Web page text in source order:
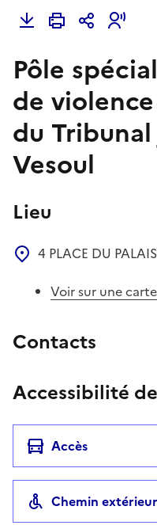
Pôle
de
du
Vesoul
Lieu
4 PLACE DU PALAIS
Voir sur une carte
Contacts
Accessibilité
Accès
Chemin extérieur